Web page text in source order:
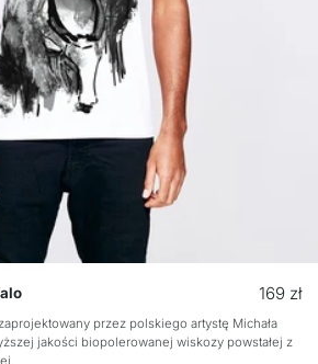
Cena
169 zł
przez polskiego artystę Michała
jakości biopolerowanej wiskozy powstałej z